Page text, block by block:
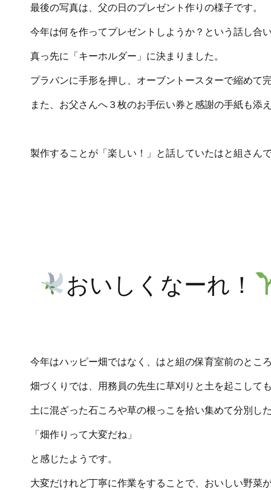
最後の写真は、父の日のプレゼント作りの様子です。
今年は何を作ってプレゼントしようか？という話し合
真っ先に「キーホルダー」に決まりました。
プラバンに手形を押し、オーブントースターで縮めて
また、お父さんへ３枚のお手伝い券と感謝の手紙も添
製作することが「楽しい！」と話していたはと組さん
おいしくなーれ！
今年はハッピー畑ではなく、はと組の保育室前のとこ
畑づくりでは、用務員の先生に草刈りと土を起こして
土に混ざった石ころや草の根っこを拾い集めて分別し
「畑作りって大変だね」
と感じたようです。
大変だけれど丁寧に作業をすることで、おいしい野菜